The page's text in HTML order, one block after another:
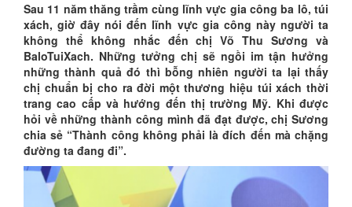
Sau 11 năm thăng trầm cùng lĩnh vực gia công ba lô, túi
xách, giờ đây nói đến lĩnh vực gia công này người ta
không thể không nhắc đến chị Võ Thu Sương và
BaloTuiXach. Những tưởng chị sẽ ngồi im tận hưởng
những thành quả đó thì bỗng nhiên người ta lại thấy
chị chuẩn bị cho ra đời một thương hiệu túi xách thời
trang cao cấp và hướng đến thị trường Mỹ. Khi được
hỏi về những thành công mình đã đạt được, chị Sương
chia sẻ “Thành công không phải là đích đến mà chặng
đường ta đang đi”.